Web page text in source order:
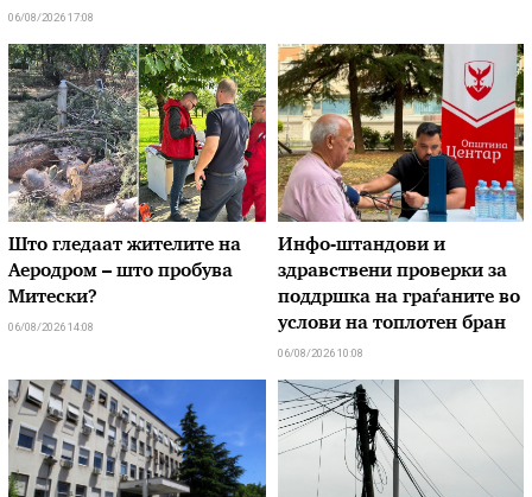
06/08/2026 17:08
Што гледаат жителите на
Аеродром – што пробува
Митески?
06/08/2026 14:08
Инфо-штандови и
здравствени проверки за
поддршка на граѓаните во
услови на топлотен бран
06/08/2026 10:08